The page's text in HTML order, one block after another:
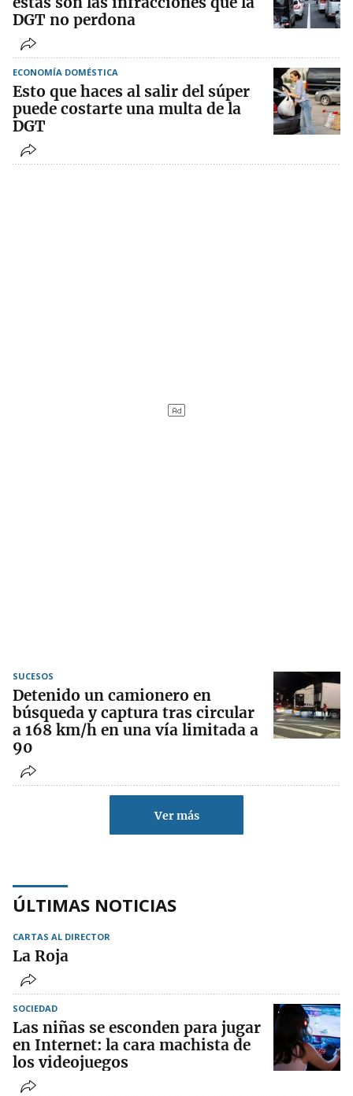
DGT no perdona
ECONOMÍA DOMÉSTICA
Esto que haces al salir del súper
puede costarte una multa de la
DGT
SUCESOS
Detenido un camionero en
búsqueda y captura tras circular
a 168 km/h en una vía limitada a
90
Ver más
ÚLTIMAS NOTICIAS
CARTAS AL DIRECTOR
La Roja
SOCIEDAD
Las niñas se esconden para jugar
en Internet: la cara machista de
los videojuegos